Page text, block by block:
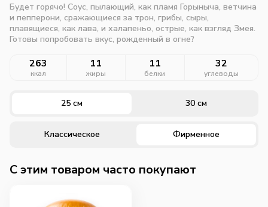
Будет горячо! Соус, пылающий, как пламя Горыныча, ветчина
и пепперони, сражающиеся за трон, грибы, сыры,
плавящиеся, как лава, и халапеньо, острые, как взгляд Змея.
Готовы попробовать вкус, рожденный в огне?
263
ккал
11
жиры
11
белки
32
углеводы
25 см 30 см
Классическое Фирменное
C этим товаром часто покупают